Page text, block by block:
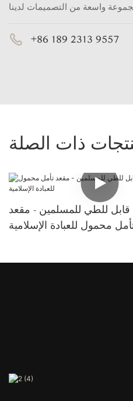
+86 189 2313 9557
ذات الصلة
للطي للمسلمين - مقعد
محمول للعبادة الإسلامية